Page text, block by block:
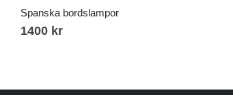
Spanska bordslampor
1400 kr